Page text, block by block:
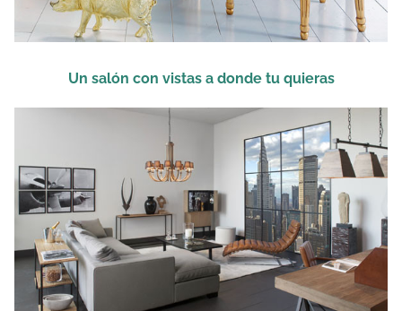
Un salón con vistas a donde tu quieras